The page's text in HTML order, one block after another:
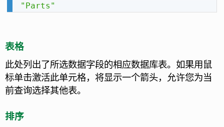
"Parts"
表格
此处列出了所选数据字段的相应数据库表。 如果用鼠
标单击激活此单元格，将显示一个箭头，允许您为当
前查询选择其他表。
排序